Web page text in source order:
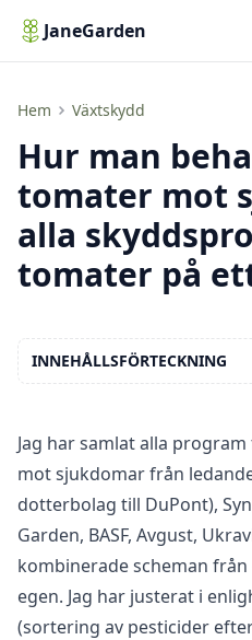
JaneGarden
Hem Växtskydd
Alla behandlingsscheman för tomater mot sjukdomar på ett ställe
Hur man
tomater mot
alla
tomater på
Jag har samlat alla
mot sjukdomar från
dotterbolag till DuPont),
Garden, BASF, Avgust,
kombinerade scheman
egen. Jag har justerat i
(sortering av pesticider
INNEHÅLLSFÖRTECKNING